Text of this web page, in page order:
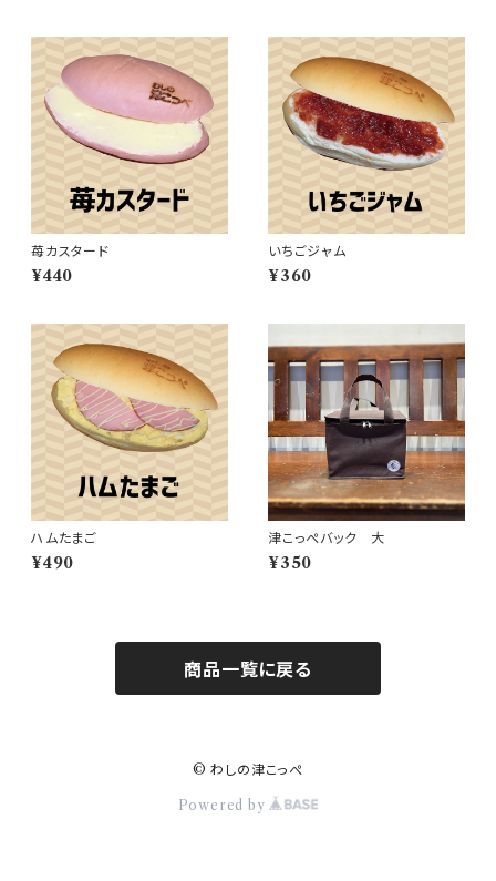
苺カスタード
¥440
いちごジャム
¥360
ハムたまご
¥490
津こっぺバック 大
¥350
商品一覧に戻る
© わしの津こっぺ
Powered by